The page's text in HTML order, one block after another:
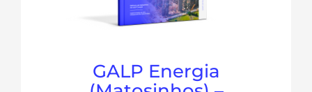
GALP Energia